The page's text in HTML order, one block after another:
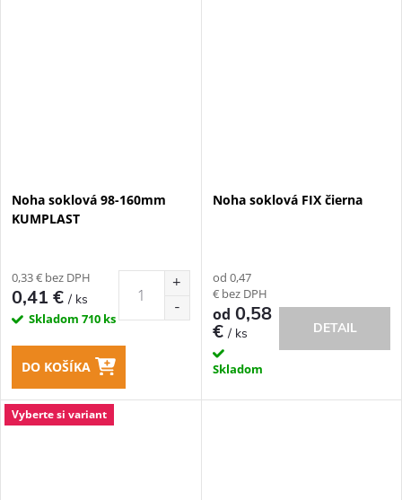
Noha soklová 98-160mm
KUMPLAST
0,33 € bez DPH
0,41 €/ ks
Skladom 710 ks
DO KOŠÍKA
Noha soklová FIX čierna
od 0,47
€ bez DPH
od 0,58
€/ ks
Skladom
DETAIL
Vyberte si variant